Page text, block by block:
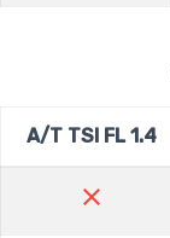
1.4 A/T TSI FL
close